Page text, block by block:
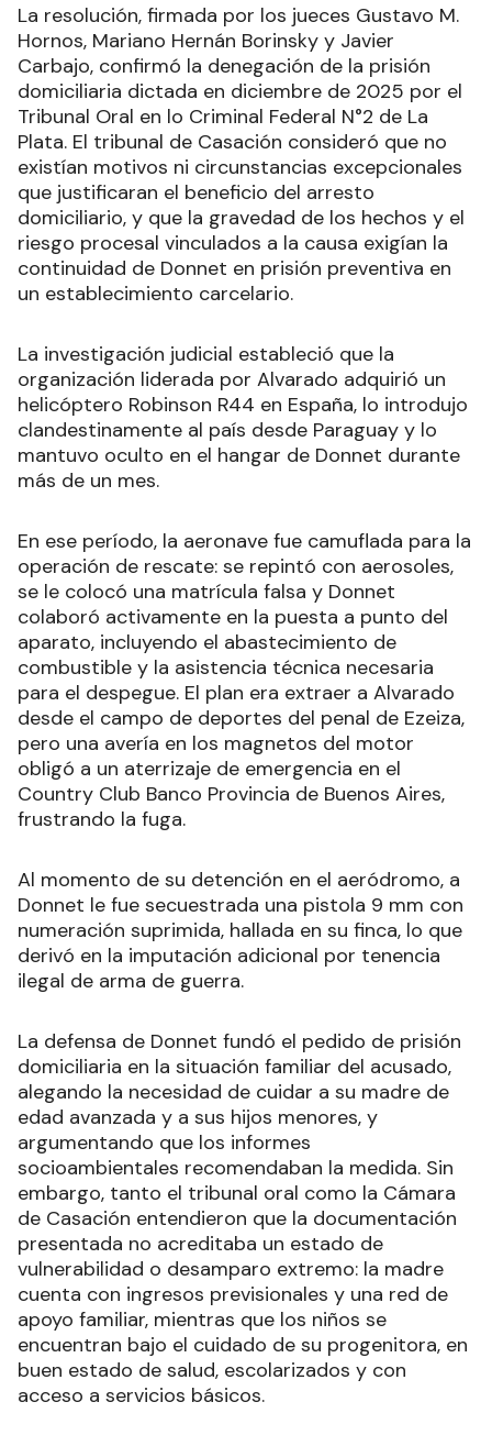
La resolución, firmada por los jueces Gustavo M.
Hornos, Mariano Hernán Borinsky y Javier
Carbajo, confirmó la denegación de la prisión
domiciliaria dictada en diciembre de 2025 por el
Tribunal Oral en lo Criminal Federal N°2 de La
Plata. El tribunal de Casación consideró que no
existían motivos ni circunstancias excepcionales
que justificaran el beneficio del arresto
domiciliario, y que la gravedad de los hechos y el
riesgo procesal vinculados a la causa exigían la
continuidad de Donnet en prisión preventiva en
un establecimiento carcelario.
La investigación judicial estableció que la
organización liderada por Alvarado adquirió un
helicóptero Robinson R44 en España, lo introdujo
clandestinamente al país desde Paraguay y lo
mantuvo oculto en el hangar de Donnet durante
más de un mes.
En ese período, la aeronave fue camuflada para la
operación de rescate: se repintó con aerosoles,
se le colocó una matrícula falsa y Donnet
colaboró activamente en la puesta a punto del
aparato, incluyendo el abastecimiento de
combustible y la asistencia técnica necesaria
para el despegue. El plan era extraer a Alvarado
desde el campo de deportes del penal de Ezeiza,
pero una avería en los magnetos del motor
obligó a un aterrizaje de emergencia en el
Country Club Banco Provincia de Buenos Aires,
frustrando la fuga.
Al momento de su detención en el aeródromo, a
Donnet le fue secuestrada una pistola 9 mm con
numeración suprimida, hallada en su finca, lo que
derivó en la imputación adicional por tenencia
ilegal de arma de guerra.
La defensa de Donnet fundó el pedido de prisión
domiciliaria en la situación familiar del acusado,
alegando la necesidad de cuidar a su madre de
edad avanzada y a sus hijos menores, y
argumentando que los informes
socioambientales recomendaban la medida. Sin
embargo, tanto el tribunal oral como la Cámara
de Casación entendieron que la documentación
presentada no acreditaba un estado de
vulnerabilidad o desamparo extremo: la madre
cuenta con ingresos previsionales y una red de
apoyo familiar, mientras que los niños se
encuentran bajo el cuidado de su progenitora, en
buen estado de salud, escolarizados y con
acceso a servicios básicos.